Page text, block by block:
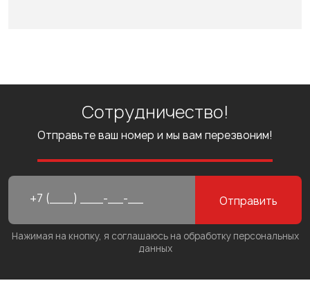
Сотрудничество!
Отправьте ваш номер и мы вам перезвоним!
Отправить
Нажимая на кнопку, я соглашаюсь на обработку персональных
данных